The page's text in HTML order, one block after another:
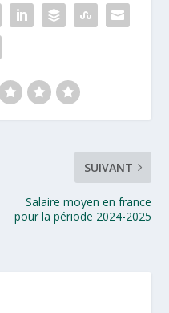
SUIVANT
Salaire moyen en france
pour la période 2024-2025